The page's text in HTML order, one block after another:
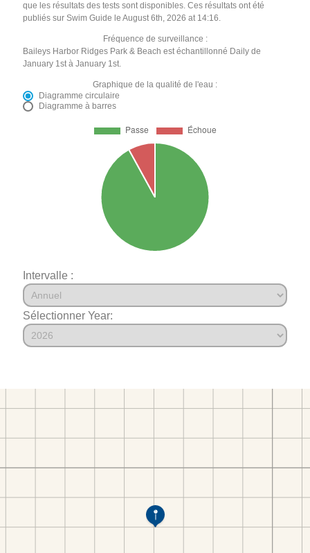
que les résultats des tests sont disponibles. Ces résultats ont été
publiés sur Swim Guide le August 6th, 2026 at 14:16.
Fréquence de surveillance :
Baileys Harbor Ridges Park & Beach est échantillonné Daily de
January 1st à January 1st.
Graphique de la qualité de l'eau :
Diagramme circulaire
Diagramme à barres
Intervalle :
Sélectionner Year: